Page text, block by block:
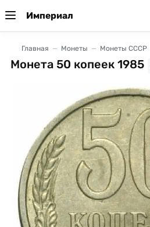
Империал
Главная Монеты Монеты СССР
Монета 50 копеек 1985